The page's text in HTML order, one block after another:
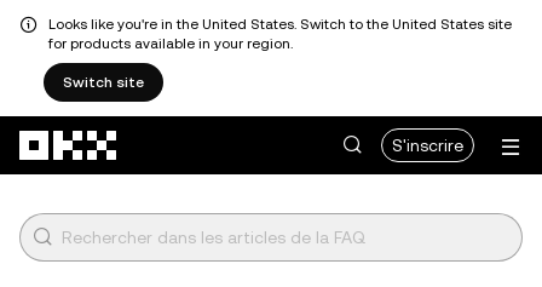
Looks like you're in the United States. Switch to the United States site
for products available in your region.
Switch site
S'inscrire